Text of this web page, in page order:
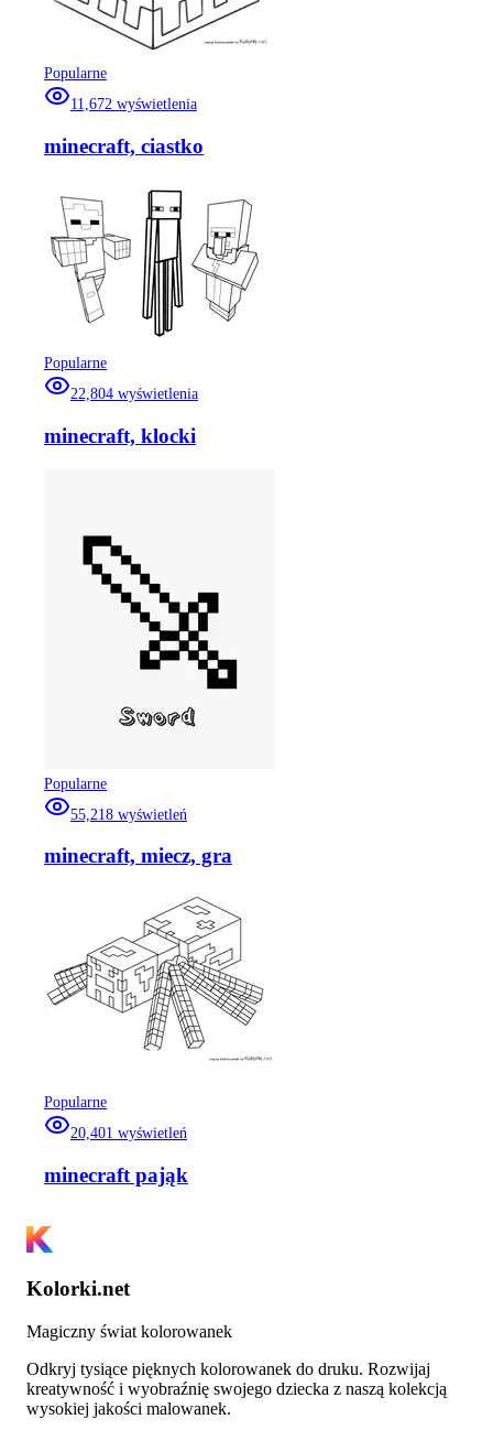
Popularne
11,672 wyświetlenia
minecraft, ciastko
Popularne
22,804 wyświetlenia
minecraft, klocki
Popularne
55,218 wyświetleń
minecraft, miecz, gra
Popularne
20,401 wyświetleń
minecraft pająk
Kolorki.net
Magiczny świat kolorowanek
Odkryj tysiące pięknych kolorowanek do druku. Rozwijaj
kreatywność i wyobraźnię swojego dziecka z naszą kolekcją
wysokiej jakości malowanek.